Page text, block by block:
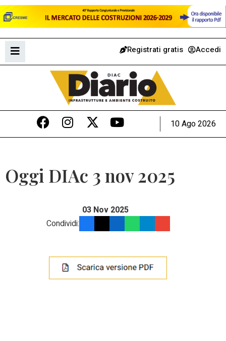
Registrati gratis Accedi
10 Ago 2026
Oggi DIAc 3 nov 2025
03 Nov 2025
Condividi: